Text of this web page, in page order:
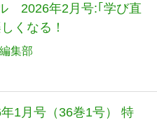
2026年2月号:｢学び直
くなる！
集部
1月号（36巻1号） 特